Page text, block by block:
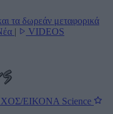
τα δωρεάν μεταφορικά
| VIDEOS
ΕΙΚΟΝΑ Science